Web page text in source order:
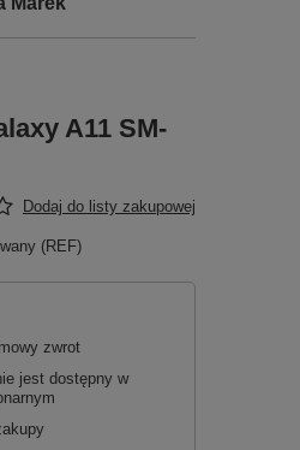
A11 SM-
Dodaj do listy zakupowej
(REF)
zwrot
jest dostępny w